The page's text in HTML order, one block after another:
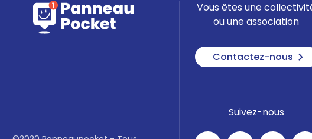
Vous êtes une
ou une association
Contactez-nous
Suivez-nous